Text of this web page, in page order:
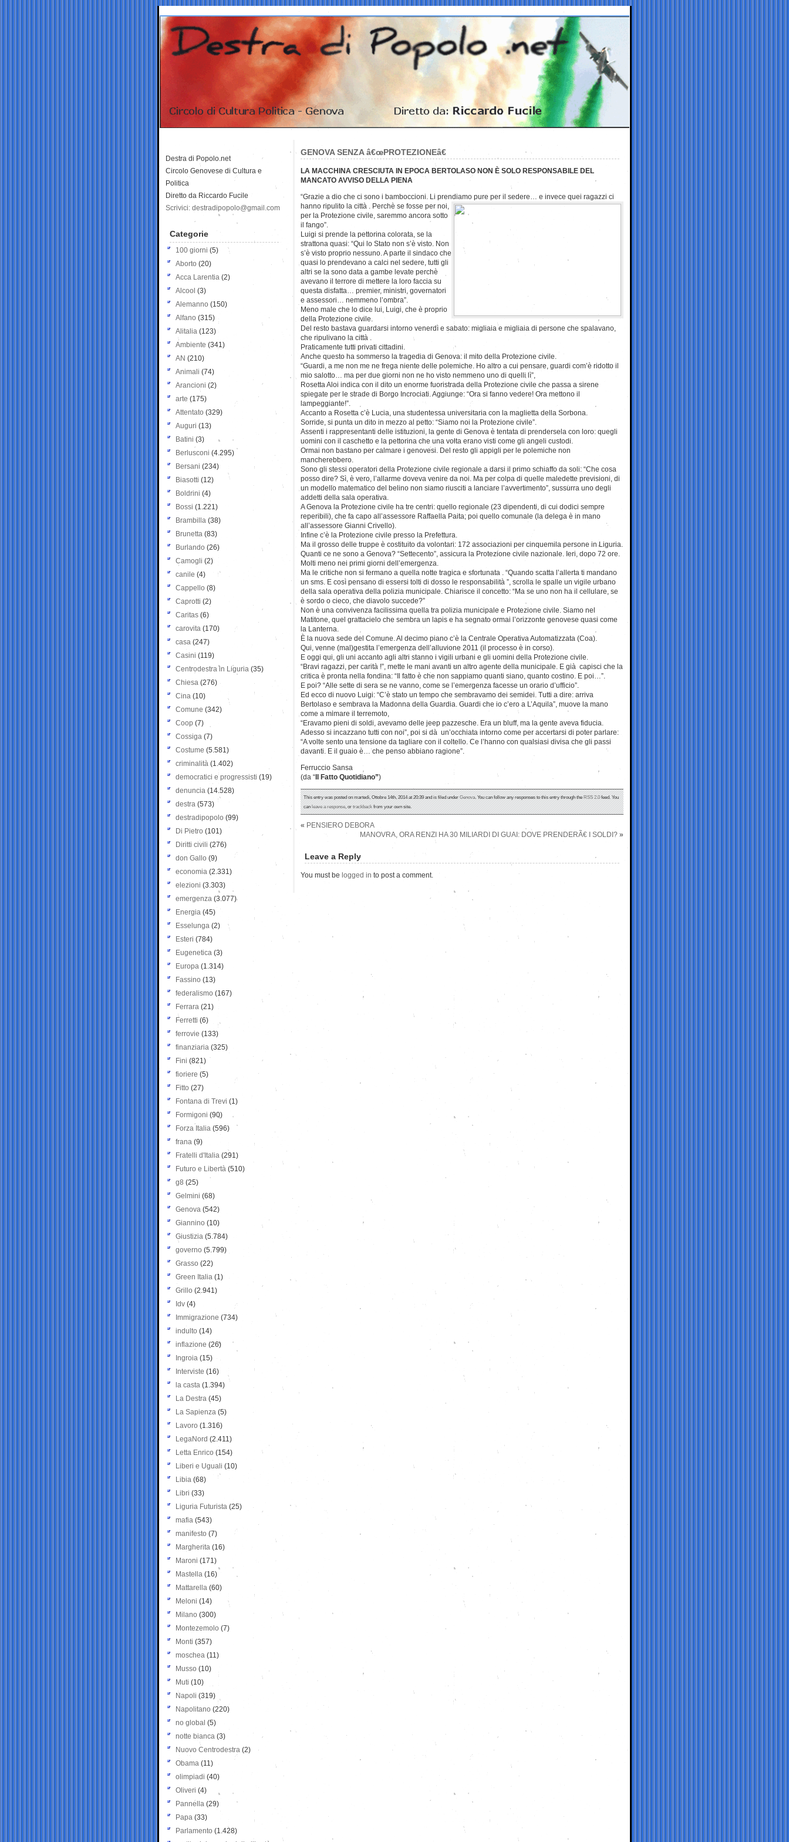
GENOVA SENZA â€œPROTEZIONEâ€
LA MACCHINA CRESCIUTA IN EPOCA BERTOLASO NON È SOLO RESPONSABILE DEL
MANCATO AVVISO DELLA PIENA
“Grazie a dio che ci sono i bamboccioni. Li prendiamo pure per il sedere… e invece quei ragazzi ci
hanno ripulito la città . Perchè se fosse per noi,
per la Protezione civile, saremmo ancora sotto
il fango”.
Luigi si prende la pettorina colorata, se la
strattona quasi: “Qui lo Stato non s’è visto. Non
s’è visto proprio nessuno. A parte il sindaco che
quasi lo prendevano a calci nel sedere, tutti gli
altri se la sono data a gambe levate perchè
avevano il terrore di mettere la loro faccia su
questa disfatta… premier, ministri, governatori
e assessori… nemmeno l’ombra”.
Meno male che lo dice lui, Luigi, che è proprio
della Protezione civile.
Del resto bastava guardarsi intorno venerdì e sabato: migliaia e migliaia di persone che spalavano,
che ripulivano la città .
Praticamente tutti privati cittadini.
Anche questo ha sommerso la tragedia di Genova: il mito della Protezione civile.
“Guardi, a me non me ne frega niente delle polemiche. Ho altro a cui pensare, guardi com’è ridotto il
mio salotto… ma per due giorni non ne ho visto nemmeno uno di quelli lì”,
Rosetta Aloi indica con il dito un enorme fuoristrada della Protezione civile che passa a sirene
spiegate per le strade di Borgo Incrociati. Aggiunge: “Ora si fanno vedere! Ora mettono il
lampeggiante!”.
Accanto a Rosetta c’è Lucia, una studentessa universitaria con la maglietta della Sorbona.
Sorride, si punta un dito in mezzo al petto: “Siamo noi la Protezione civile”.
Assenti i rappresentanti delle istituzioni, la gente di Genova è tentata di prendersela con loro: quegli
uomini con il caschetto e la pettorina che una volta erano visti come gli angeli custodi.
Ormai non bastano per calmare i genovesi. Del resto gli appigli per le polemiche non
mancherebbero.
Sono gli stessi operatori della Protezione civile regionale a darsi il primo schiaffo da soli: “Che cosa
posso dire? Sì, è vero, l’allarme doveva venire da noi. Ma per colpa di quelle maledette previsioni, di
un modello matematico del belino non siamo riusciti a lanciare l’avvertimento”, sussurra uno degli
addetti della sala operativa.
A Genova la Protezione civile ha tre centri: quello regionale (23 dipendenti, di cui dodici sempre
reperibili), che fa capo all’assessore Raffaella Paita; poi quello comunale (la delega è in mano
all’assessore Gianni Crivello).
Infine c’è la Protezione civile presso la Prefettura.
Ma il grosso delle truppe è costituito da volontari: 172 associazioni per cinquemila persone in Liguria.
Quanti ce ne sono a Genova? “Settecento”, assicura la Protezione civile nazionale. Ieri, dopo 72 ore.
Molti meno nei primi giorni dell’emergenza.
Ma le critiche non si fermano a quella notte tragica e sfortunata . “Quando scatta l’allerta ti mandano
un sms. E così pensano di essersi tolti di dosso le responsabilità ”, scrolla le spalle un vigile urbano
della sala operativa della polizia municipale. Chiarisce il concetto: “Ma se uno non ha il cellulare, se
è sordo o cieco, che diavolo succede?”
Non è una convivenza facilissima quella tra polizia municipale e Protezione civile. Siamo nel
Matitone, quel grattacielo che sembra un lapis e ha segnato ormai l’orizzonte genovese quasi come
la Lanterna.
È la nuova sede del Comune. Al decimo piano c’è la Centrale Operativa Automatizzata (Coa).
Qui, venne (mal)gestita l’emergenza dell’alluvione 2011 (il processo è in corso).
E oggi qui, gli uni accanto agli altri stanno i vigili urbani e gli uomini della Protezione civile.
“Bravi ragazzi, per carità !”, mette le mani avanti un altro agente della municipale. E già capisci che la
critica è pronta nella fondina: “Il fatto è che non sappiamo quanti siano, quanto costino. E poi…”.
E poi? “Alle sette di sera se ne vanno, come se l’emergenza facesse un orario d’ufficio”.
Ed ecco di nuovo Luigi: “C’è stato un tempo che sembravamo dei semidei. Tutti a dire: arriva
Bertolaso e sembrava la Madonna della Guardia. Guardi che io c’ero a L’Aquila”, muove la mano
come a mimare il terremoto,
“Eravamo pieni di soldi, avevamo delle jeep pazzesche. Era un bluff, ma la gente aveva fiducia.
Adesso si incazzano tutti con noi”, poi si dà un’occhiata intorno come per accertarsi di poter parlare:
“A volte sento una tensione da tagliare con il coltello. Ce l’hanno con qualsiasi divisa che gli passi
davanti. E il guaio è… che penso abbiano ragione”.
Ferruccio Sansa
(da “ Il Fatto Quotidiano”)
This entry was posted on martedì, Ottobre 14th, 2014 at 20:39 and is filed underGenova. You can follow any responses to this entry through theRSS 2.0feed. You
canleave a response, ortrackbackfrom your own site.
« PENSIERO DEBORA
MANOVRA, ORA RENZI HA 30 MILIARDI DI GUAI: DOVE PRENDERÃ€ I SOLDI? »
Leave a Reply
You must be logged in to post a comment.
Destra di Popolo.net
Circolo Genovese di Cultura e
Politica
Diretto da Riccardo Fucile
Scrivici: destradipopolo@gmail.com
Categorie
100 giorni (5)
Aborto (20)
Acca Larentia (2)
Alcool (3)
Alemanno (150)
Alfano (315)
Alitalia (123)
Ambiente (341)
AN (210)
Animali (74)
Arancioni (2)
arte (175)
Attentato (329)
Auguri (13)
Batini (3)
Berlusconi (4.295)
Bersani (234)
Biasotti (12)
Boldrini (4)
Bossi (1.221)
Brambilla (38)
Brunetta (83)
Burlando (26)
Camogli (2)
canile (4)
Cappello (8)
Caprotti (2)
Caritas (6)
carovita (170)
casa (247)
Casini (119)
Centrodestra in Liguria (35)
Chiesa (276)
Cina (10)
Comune (342)
Coop (7)
Cossiga (7)
Costume (5.581)
criminalità (1.402)
democratici e progressisti (19)
denuncia (14.528)
destra (573)
destradipopolo (99)
Di Pietro (101)
Diritti civili (276)
don Gallo (9)
economia (2.331)
elezioni (3.303)
emergenza (3.077)
Energia (45)
Esselunga (2)
Esteri (784)
Eugenetica (3)
Europa (1.314)
Fassino (13)
federalismo (167)
Ferrara (21)
Ferretti (6)
ferrovie (133)
finanziaria (325)
Fini (821)
fioriere (5)
Fitto (27)
Fontana di Trevi (1)
Formigoni (90)
Forza Italia (596)
frana (9)
Fratelli d'Italia (291)
Futuro e Libertà (510)
g8 (25)
Gelmini (68)
Genova (542)
Giannino (10)
Giustizia (5.784)
governo (5.799)
Grasso (22)
Green Italia (1)
Grillo (2.941)
Idv (4)
Immigrazione (734)
indulto (14)
inflazione (26)
Ingroia (15)
Interviste (16)
la casta (1.394)
La Destra (45)
La Sapienza (5)
Lavoro (1.316)
LegaNord (2.411)
Letta Enrico (154)
Liberi e Uguali (10)
Libia (68)
Libri (33)
Liguria Futurista (25)
mafia (543)
manifesto (7)
Margherita (16)
Maroni (171)
Mastella (16)
Mattarella (60)
Meloni (14)
Milano (300)
Montezemolo (7)
Monti (357)
moschea (11)
Musso (10)
Muti (10)
Napoli (319)
Napolitano (220)
no global (5)
notte bianca (3)
Nuovo Centrodestra (2)
Obama (11)
olimpiadi (40)
Oliveri (4)
Pannella (29)
Papa (33)
Parlamento (1.428)